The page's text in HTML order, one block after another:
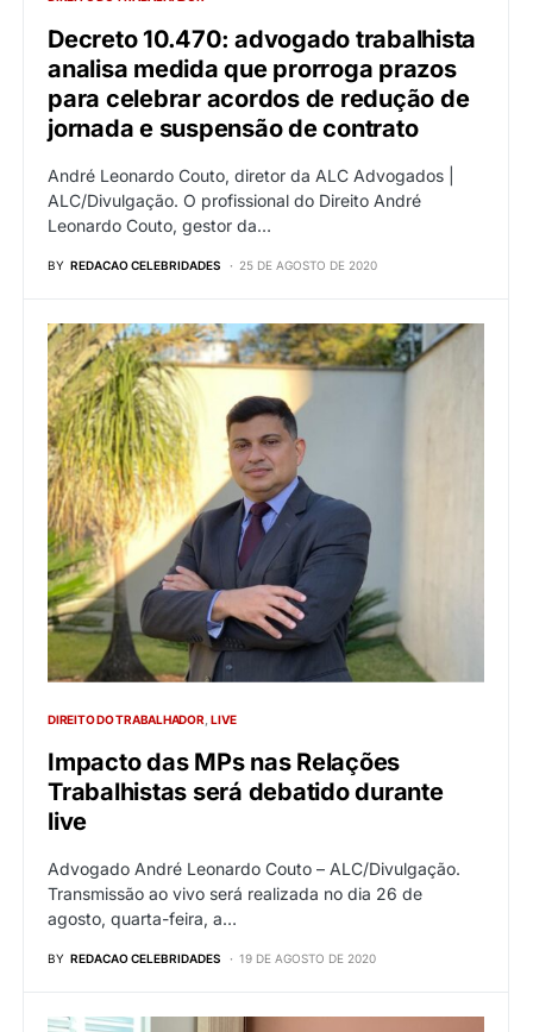
Decreto 10.470: advogado trabalhista
analisa medida que prorroga prazos
para celebrar acordos de redução de
jornada e suspensão de contrato
André Leonardo Couto, diretor da ALC Advogados |
ALC/Divulgação. O profissional do Direito André
Leonardo Couto, gestor da…
BY REDACAO CELEBRIDADES 25 DE AGOSTO DE 2020
DIREITO DO TRABALHADOR LIVE
Impacto das MPs nas Relações
Trabalhistas será debatido durante
live
Advogado André Leonardo Couto – ALC/Divulgação.
Transmissão ao vivo será realizada no dia 26 de
agosto, quarta-feira, a…
BY REDACAO CELEBRIDADES 19 DE AGOSTO DE 2020